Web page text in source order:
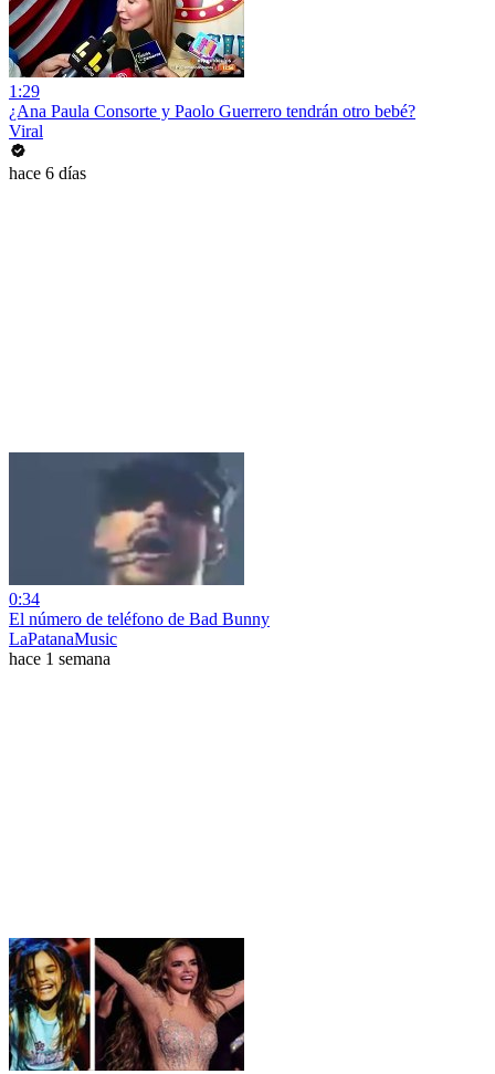
1:29
¿Ana Paula Consorte y Paolo Guerrero tendrán otro bebé?
Viral
hace 6 días
0:34
El número de teléfono de Bad Bunny
LaPatanaMusic
hace 1 semana